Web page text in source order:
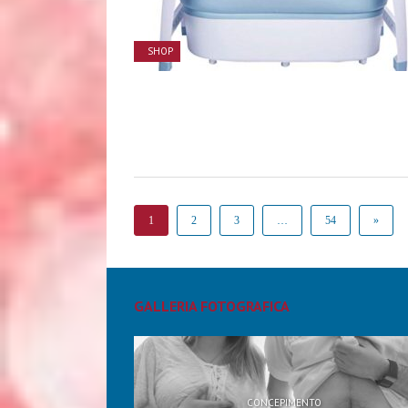
SHOP
1 2 3 … 54 »
GALLERIA FOTOGRAFICA
CONCEPIMENTO